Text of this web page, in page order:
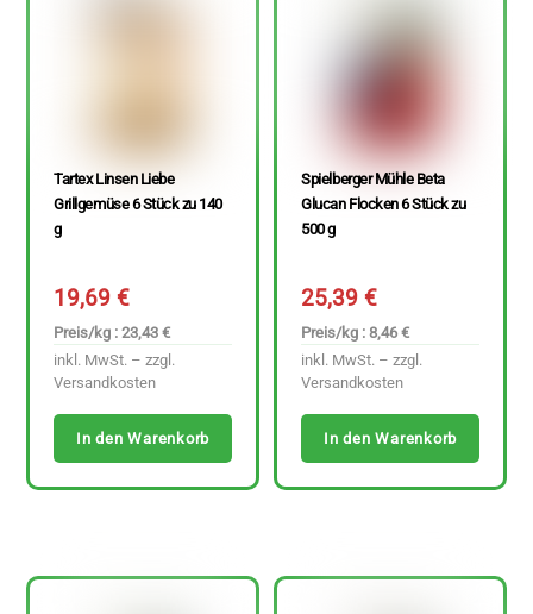
Tartex Linsen Liebe
Grillgemüse 6 Stück zu 140
g
19,69€
Preis/kg : 23,43 €
inkl. MwSt. – zzgl.
Versandkosten
In den Warenkorb
Spielberger Mühle Beta
Glucan Flocken 6 Stück zu
500 g
25,39€
Preis/kg : 8,46 €
inkl. MwSt. – zzgl.
Versandkosten
In den Warenkorb